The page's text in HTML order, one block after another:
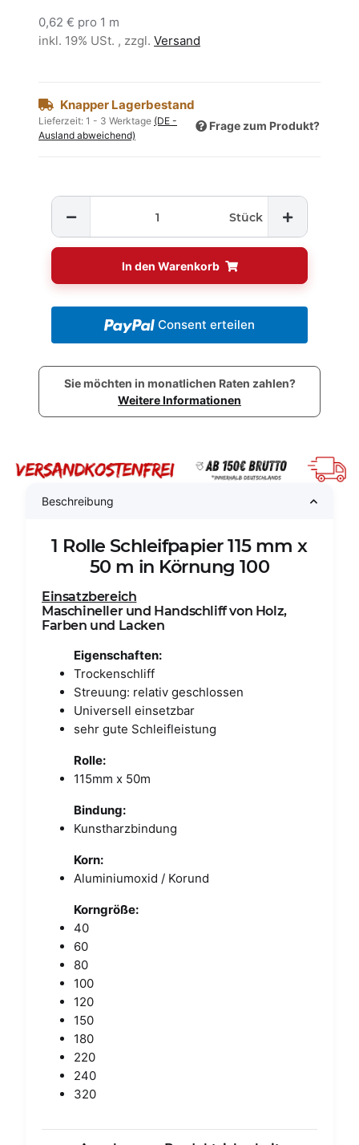
0,62 € pro 1 m
inkl. 19% USt. , zzgl. Versand
Knapper Lagerbestand
Lieferzeit: 1 - 3 Werktage (DE -
Ausland abweichend)
Frage zum Produkt?
Stück
In den Warenkorb
Consent erteilen
Sie möchten in monatlichen Raten zahlen?
Weitere Informationen
Beschreibung
1 Rolle Schleifpapier 115 mm x
50 m in Körnung 100
Einsatzbereich
Maschineller und Handschliff von Holz,
Farben und Lacken
Eigenschaften:
Trockenschliff
Streuung: relativ geschlossen
Universell einsetzbar
sehr gute Schleifleistung
Rolle:
115mm x 50m
Bindung:
Kunstharzbindung
Korn:
Aluminiumoxid / Korund
Korngröße:
40
60
80
100
120
150
180
220
240
320